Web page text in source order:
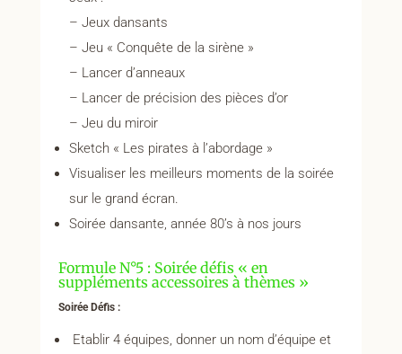
– Jeux dansants
– Jeu « Conquête de la sirène »
– Lancer d’anneaux
– Lancer de précision des pièces d’or
– Jeu du miroir
Sketch « Les pirates à l’abordage »
Visualiser les meilleurs moments de la soirée
sur le grand écran.
Soirée dansante, année 80’s à nos jours
Formule N°5 : Soirée défis « en
suppléments accessoires à thèmes »
Soirée Défis :
Etablir 4 équipes, donner un nom d’équipe et